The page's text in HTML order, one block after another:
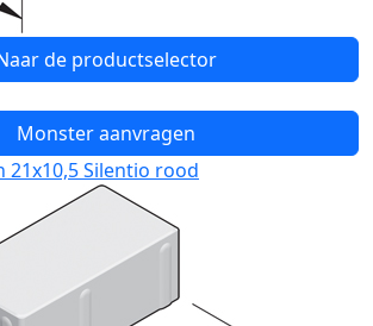
de productselector
Monster aanvragen
21x10,5 Silentio rood